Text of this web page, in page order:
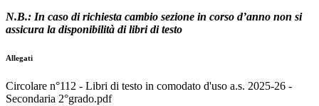
N.B.: In caso di richiesta cambio sezione in corso d’anno non si
assicura la disponibilità di libri di testo
Allegati
Circolare n°112 - Libri di testo in comodato d'uso a.s. 2025-26 -
Secondaria 2°grado.pdf